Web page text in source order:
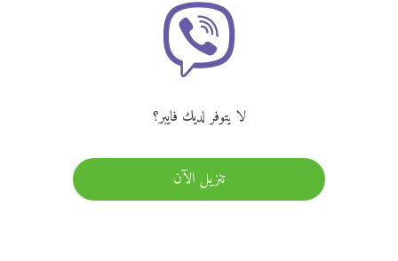
لا يتوفر لديك فايبر؟
تنزيل الآن